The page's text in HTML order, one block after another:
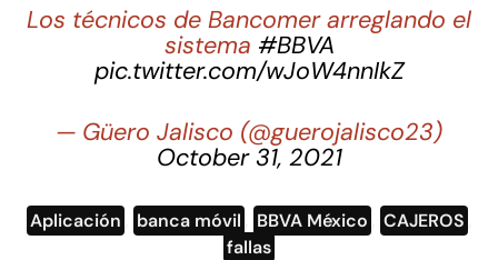
Los técnicos de Bancomer arreglando el
sistema #BBVA
pic.twitter.com/wJoW4nnIkZ
— Güero Jalisco (@guerojalisco23)
October 31, 2021
Aplicación banca móvil BBVA México CAJEROS
fallas